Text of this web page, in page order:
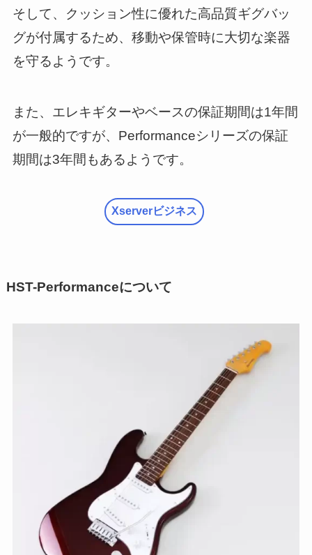
そして、クッション性に優れた高品質ギグバッ
グが付属するため、移動や保管時に大切な楽器
を守るようです。
また、エレキギターやベースの保証期間は1年間
が一般的ですが、Performanceシリーズの保証
期間は3年間もあるようです。
Xserverビジネス
HST-Performanceについて